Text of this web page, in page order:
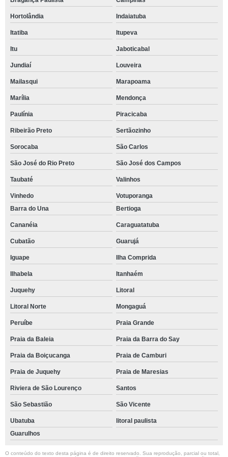
Hortolândia Indaiatuba
Itatiba Itupeva
Itu Jaboticabal
Jundiaí Louveira
Mailasqui Marapoama
Marília Mendonça
Paulínia Piracicaba
Ribeirão Preto Sertãozinho
Sorocaba São Carlos
São José do Rio Preto São José dos Campos
Taubaté Valinhos
Vinhedo
Votuporanga
Barra do Una
Bertioga
Cananéia Caraguatatuba
Cubatão Guarujá
Iguape Ilha Comprida
Ilhabela Itanhaém
Juquehy Litoral
Litoral Norte Mongaguá
Peruíbe Praia Grande
Praia da Baleia Praia da Barra do Say
Praia da Boiçucanga Praia de Camburi
Praia de Juquehy Praia de Maresias
Riviera de São Lourenço Santos
São Sebastião São Vicente
Ubatuba
litoral paulista
Guarulhos
O conteúdo do texto desta página é de direito reservado. Sua reprodução, parcial ou total,